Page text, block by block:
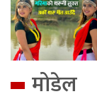
मोडेल